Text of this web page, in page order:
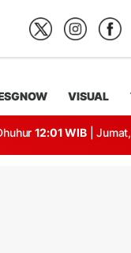
VISUAL
12:01 WIB |